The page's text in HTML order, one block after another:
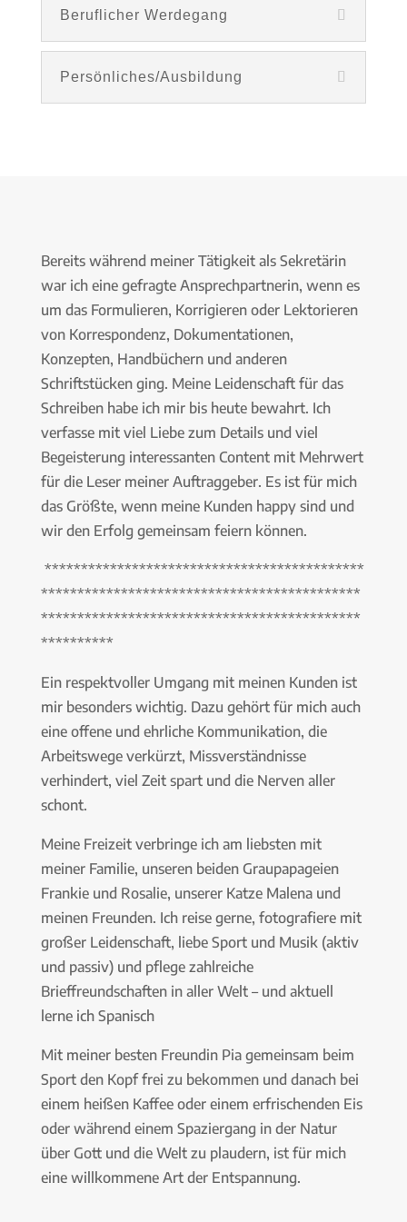
Beruflicher Werdegang
Persönliches/Ausbildung
Bereits während meiner Tätigkeit als Sekretärin
war ich eine gefragte Ansprechpartnerin, wenn es
um das Formulieren, Korrigieren oder Lektorieren
von Korrespondenz, Dokumentationen,
Konzepten, Handbüchern und anderen
Schriftstücken ging. Meine Leidenschaft für das
Schreiben habe ich mir bis heute bewahrt. Ich
verfasse mit viel Liebe zum Details und viel
Begeisterung interessanten Content mit Mehrwert
für die Leser meiner Auftraggeber. Es ist für mich
das Größte, wenn meine Kunden happy sind und
wir den Erfolg gemeinsam feiern können.
********************************************
********************************************
********************************************
**********
Ein respektvoller Umgang mit meinen Kunden ist
mir besonders wichtig. Dazu gehört für mich auch
eine offene und ehrliche Kommunikation, die
Arbeitswege verkürzt, Missverständnisse
verhindert, viel Zeit spart und die Nerven aller
schont.
Meine Freizeit verbringe ich am liebsten mit
meiner Familie, unseren beiden Graupapageien
Frankie und Rosalie, unserer Katze Malena und
meinen Freunden. Ich reise gerne, fotografiere mit
großer Leidenschaft, liebe Sport und Musik (aktiv
und passiv) und pflege zahlreiche
Brieffreundschaften in aller Welt – und aktuell
lerne ich Spanisch
Mit meiner besten Freundin Pia gemeinsam beim
Sport den Kopf frei zu bekommen und danach bei
einem heißen Kaffee oder einem erfrischenden Eis
oder während einem Spaziergang in der Natur
über Gott und die Welt zu plaudern, ist für mich
eine willkommene Art der Entspannung.